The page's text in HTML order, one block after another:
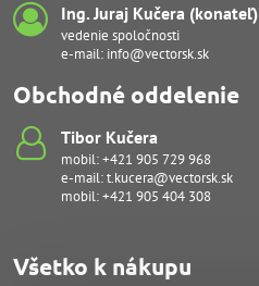
Ing​. Juraj Kučera (konateľ)
vedenie spoločnosti
e-mail: info@vectorsk.sk
Obchodné oddelenie
Tibor Kučera
mobil:+421 905 729 968
e-mail:t.kucera@vectorsk.sk
mobil:+421 905 404 308
Všetko k nákupu